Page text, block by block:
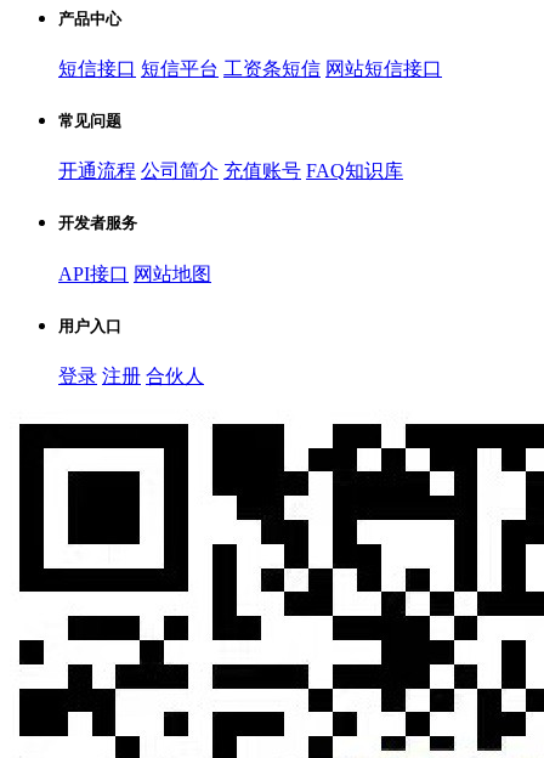
产品中心
短信接口 短信平台 工资条短信 网站短信接口
常见问题
开通流程 公司简介 充值账号 FAQ知识库
开发者服务
API接口 网站地图
用户入口
登录 注册 合伙人